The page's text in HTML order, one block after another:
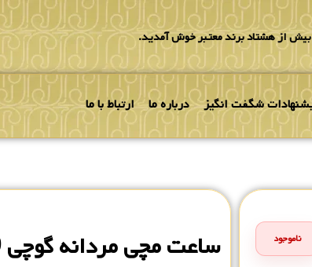
بیش از هشتاد برند معتبر خوش آمدید.
شگفت انگیز درباره ما ارتباط با ما
ناموجود ساعت مچی مردانه گوچی YA126469